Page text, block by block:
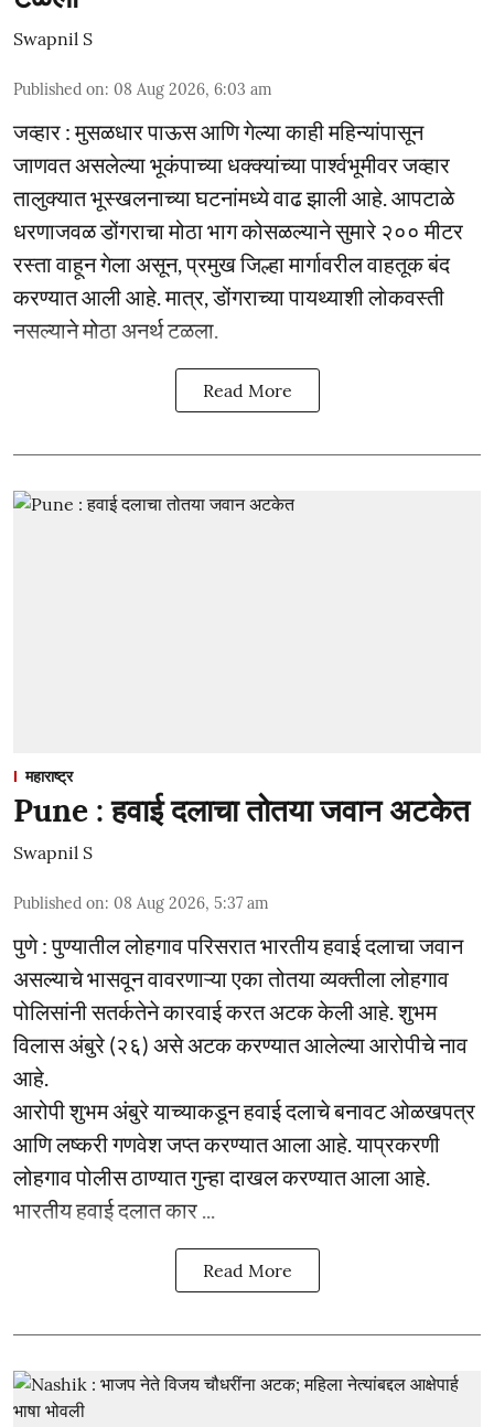
Swapnil S
Published on: 08 Aug 2026, 6:03 am
जव्हार : मुसळधार पाऊस आणि गेल्या काही महिन्यांपासून
जाणवत असलेल्या भूकंपाच्या धक्क्यांच्या पार्श्वभूमीवर जव्हार
तालुक्यात भूस्खलनाच्या घटनांमध्ये वाढ झाली आहे. आपटाळे
धरणाजवळ डोंगराचा मोठा भाग कोसळल्याने सुमारे २०० मीटर
रस्ता वाहून गेला असून, प्रमुख जिल्हा मार्गावरील वाहतूक बंद
करण्यात आली आहे. मात्र, डोंगराच्या पायथ्याशी लोकवस्ती
नसल्याने मोठा अनर्थ टळला.
Read More
महाराष्ट्र
Pune : हवाई दलाचा तोतया जवान अटकेत
Swapnil S
Published on: 08 Aug 2026, 5:37 am
पुणे : पुण्यातील लोहगाव परिसरात भारतीय हवाई दलाचा जवान
असल्याचे भासवून वावरणाऱ्या एका तोतया व्यक्तीला लोहगाव
पोलिसांनी सतर्कतेने कारवाई करत अटक केली आहे. शुभम
विलास अंबुरे (२६) असे अटक करण्यात आलेल्या आरोपीचे नाव
आहे.
आरोपी शुभम अंबुरे याच्याकडून हवाई दलाचे बनावट ओळखपत्र
आणि लष्करी गणवेश जप्त करण्यात आला आहे. याप्रकरणी
लोहगाव पोलीस ठाण्यात गुन्हा दाखल करण्यात आला आहे.
भारतीय हवाई दलात कार ...
Read More